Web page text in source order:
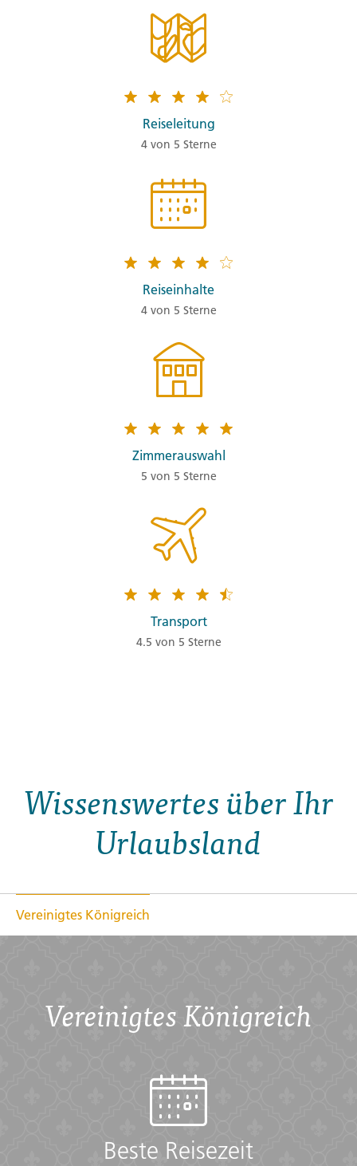
Reiseleitung
4 von 5 Sterne
Reiseinhalte
4 von 5 Sterne
Zimmerauswahl
5 von 5 Sterne
Transport
4.5 von 5 Sterne
Wissenswertes über Ihr
Urlaubsland
Vereinigtes Königreich
Vereinigtes Königreich
Beste Reisezeit